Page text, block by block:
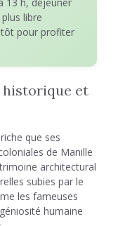
libre
tôt pour profiter
et
que ses
de Manille
architectural
subies par le
les fameuses
humaine